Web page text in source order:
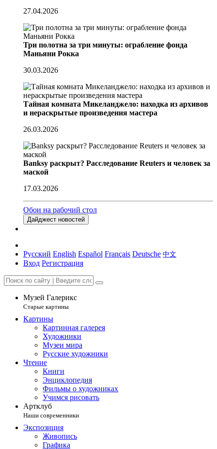
27.04.2026
Три полотна за три минуты: ограбление фонда
Маньяни Рокка
30.03.2026
Тайная комната Микеланджело: находка из архивов
и нераскрытые произведения мастера
26.03.2026
Banksy раскрыт? Расследование Reuters и человек за
маской
17.03.2026
Обои на рабочий стол
Дайджест новостей
Русский English Español Français Deutsche 中文
Вход Регистрация
Музей Галерикс
Старые картины
Картины
Картинная галерея
Художники
Музеи мира
Русские художники
Чтение
Книги
Энциклопедия
Фильмы о художниках
Учимся рисовать
Артклуб
Наши современники
Экспозиция
Живопись
Графика